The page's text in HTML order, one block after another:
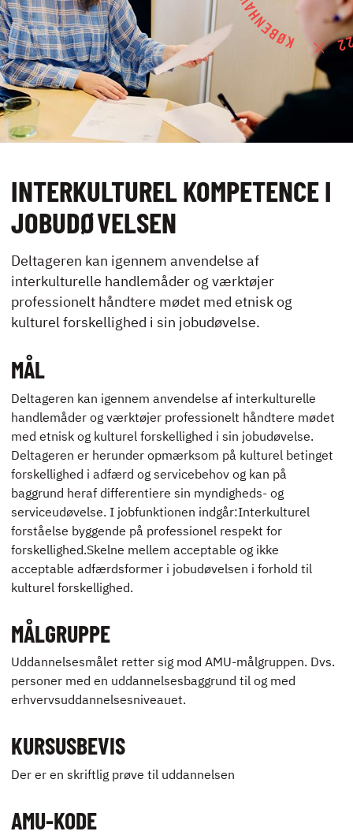
EVENTS
VIRKSOMHEDS­
KURSER
KONTAKT
NYHEDER
JOBBØRS
FOR VIRKSOMHEDER
ELEVINTRA (LOGIN)
TIDLIGERE ELEV
INTERKULTUREL KOMPETENCE I
JOBUDØVELSEN
Deltageren kan igennem anvendelse af
interkulturelle handlemåder og værktøjer
professionelt håndtere mødet med etnisk og
kulturel forskellighed i sin jobudøvelse.
MÅL
Deltageren kan igennem anvendelse af interkulturelle
handlemåder og værktøjer professionelt håndtere mødet
med etnisk og kulturel forskellighed i sin jobudøvelse.
Deltageren er herunder opmærksom på kulturel betinget
forskellighed i adfærd og servicebehov og kan på
baggrund heraf differentiere sin myndigheds- og
serviceudøvelse. I jobfunktionen indgår:Interkulturel
forståelse byggende på professionel respekt for
forskellighed.Skelne mellem acceptable og ikke
acceptable adfærdsformer i jobudøvelsen i forhold til
kulturel forskellighed.
MÅLGRUPPE
Uddannelsesmålet retter sig mod AMU-målgruppen. Dvs.
personer med en uddannelsesbaggrund til og med
erhvervsuddannelsesniveauet.
KURSUSBEVIS
Der er en skriftlig prøve til uddannelsen
AMU-KODE